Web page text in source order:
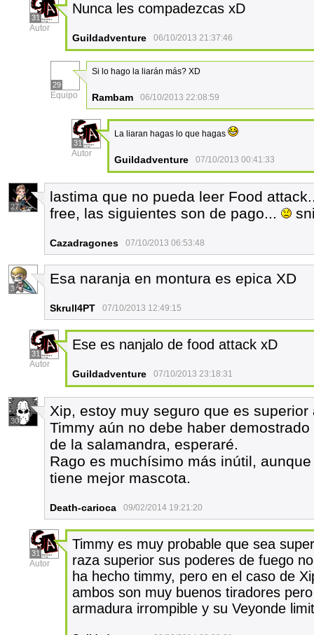
31
Autor
Nunca les compadezcas xD
Guildadventure 06/10/2013 21:37:46
29
Equipo
Si lo hago la liarán más? XD
Rambam 06/10/2013 22:08:59
31
Autor
La liaran hagas lo que hagas
Guildadventure 07/10/2013 00:41:33
27
lastima que no pueda leer Food
free, las siguientes son de pago...
Cazadragones 07/10/2013 06:53:48
3
Esa naranja en montura es epica XD
Skrull4PT 07/10/2013 12:49:15
31
Autor
Ese es nanjalo de food attack xD
Guildadventure 07/10/2013 23:18:31
30
Xip, estoy muy seguro que es
Timmy aún no debe haber
de la salamandra, esperaré.
Rago es muchísimo más inútil,
tiene mejor mascota.
Death-carioca 09/02/2014 19:21:20
31
Autor
Timmy es muy probable que sea
raza superior sus poderes de fuego
ha hecho timmy, pero en el caso de
ambos son muy buenos tiradores
armadura irrompible y su Veyonde